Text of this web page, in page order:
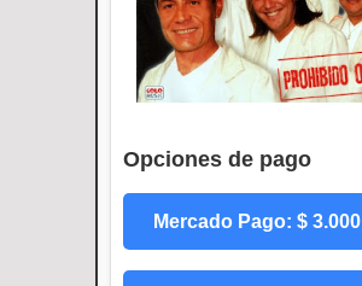
Opciones de pago
Mercado Pago: $ 3.000